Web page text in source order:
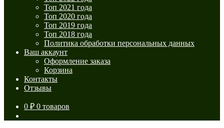
Топ 2021 года
Топ 2020 года
Топ 2019 года
Топ 2018 года
Политика обработки персональных данных
Ваш аккаунт
Оформление заказа
Корзина
Контакты
Отзывы
0 ₽ 0 товаров